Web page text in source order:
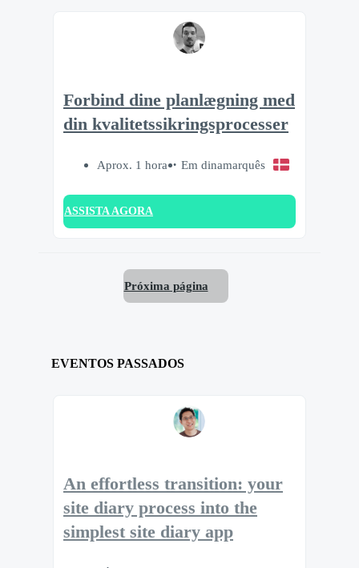
Forbind dine planlægning med
din kvalitetssikringsprocesser
Aprox. 1 hora Em dinamarquês
ASSISTA AGORA
Próxima página
EVENTOS PASSADOS
An effortless transition: your
site diary process into the
simplest site diary app